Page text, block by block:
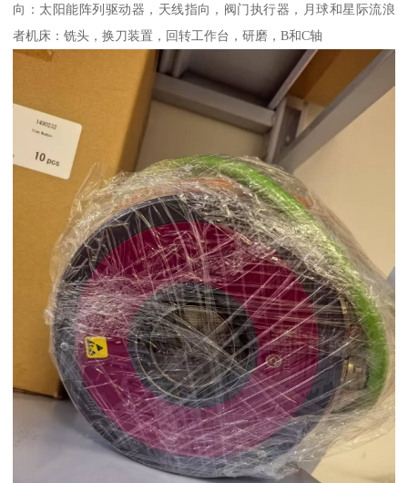
向：太阳能阵列驱动器，天线指向，阀门执行器，月球和星际流浪
者机床：铣头，换刀装置，回转工作台，研磨，B和C轴